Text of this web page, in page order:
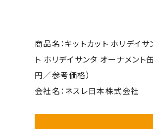
商品名：キットカット ホリデイ
ト ホリデイサンタ オーナメン
円／参考価格）
会社名：ネスレ日本株式会社